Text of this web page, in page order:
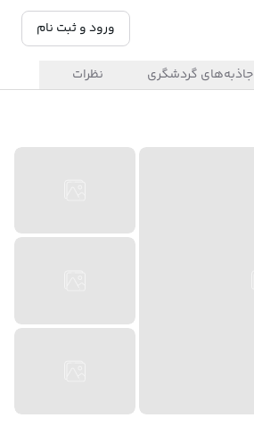
ورود و ثبت نام
جاذبه‌های گردشگری نظرات